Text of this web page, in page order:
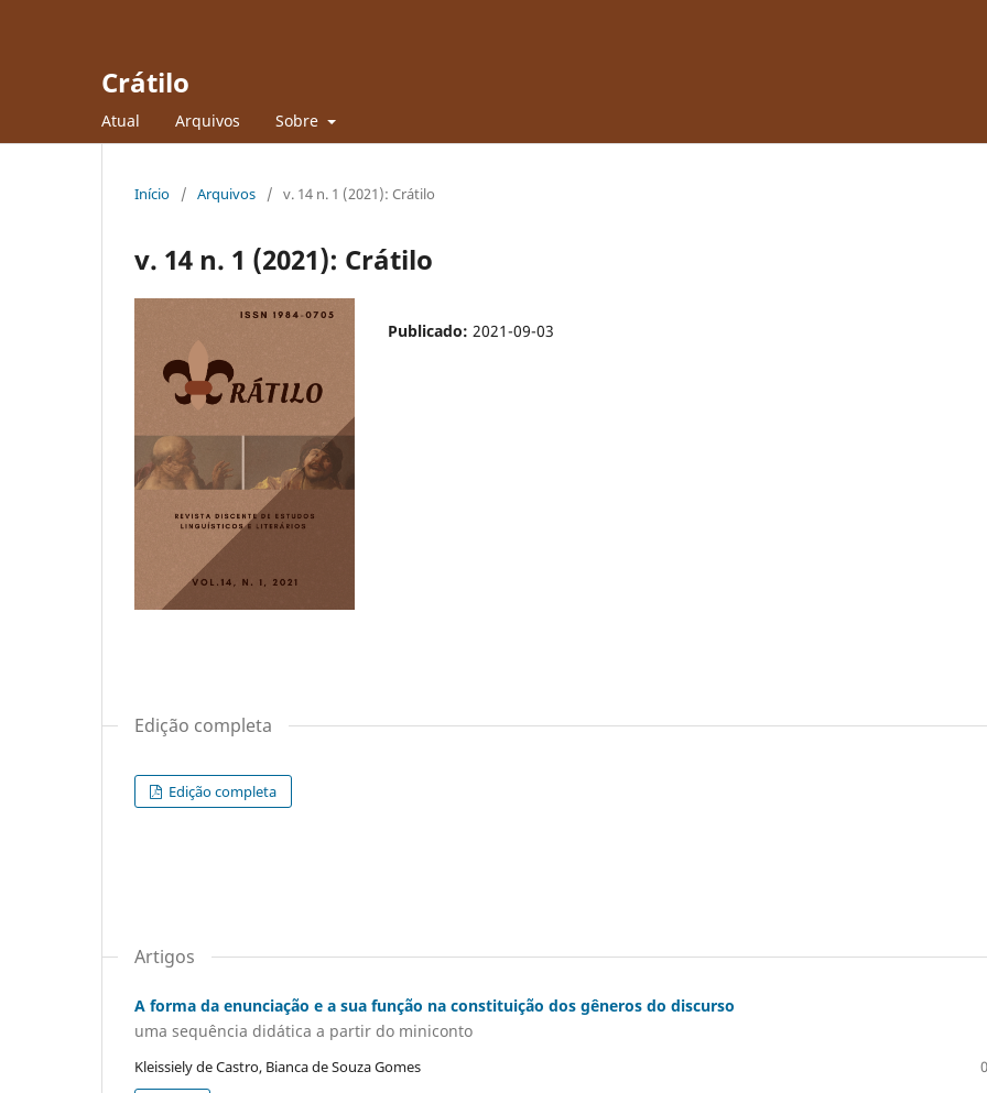
Crátilo
Atual Arquivos Sobre
Início / Arquivos / v. 14 n. 1 (2021): Crátilo
v. 14 n. 1 (2021): Crátilo
Publicado: 2021-09-03
Edição completa
Edição completa
Artigos
A forma da enunciação e a sua função na constituição dos gêneros do discurso
uma sequência didática a partir do miniconto
Kleissiely de Castro, Bianca de Souza Gomes